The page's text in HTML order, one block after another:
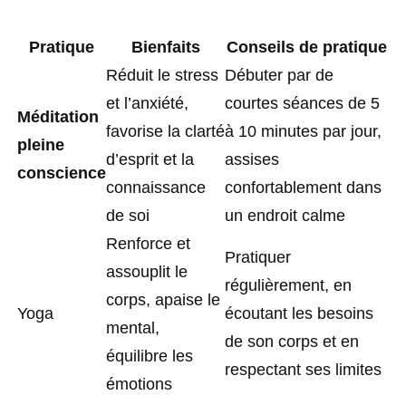
Pratique Bienfaits Conseils de pratique
Méditation
pleine
conscience
Réduit le stress
et l’anxiété,
favorise la clarté
d’esprit et la
connaissance
de soi
Débuter par de
courtes séances de 5
à 10 minutes par jour,
assises
confortablement dans
un endroit calme
Yoga
Renforce et
assouplit le
corps, apaise le
mental,
équilibre les
émotions
Pratiquer
régulièrement, en
écoutant les besoins
de son corps et en
respectant ses limites